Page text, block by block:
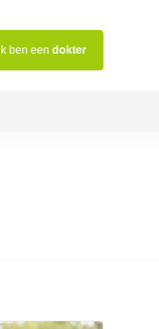
Ik ben een dokter